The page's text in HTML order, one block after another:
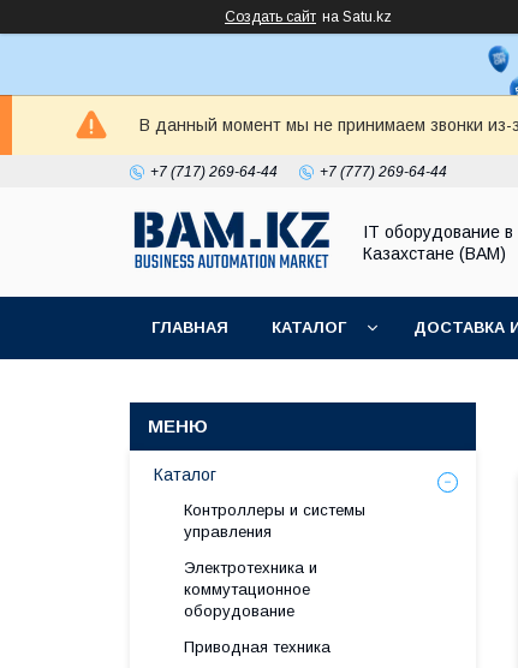
Создать сайт на Satu.kz
В данный момент мы не принимаем звонки из-
+7 (717) 269-64-44 +7 (777) 269-64-44
IT оборудование в
Казахстане (BAM)
ГЛАВНАЯ КАТАЛОГ ДОСТАВКА
Каталог
Контроллеры и системы
управления
Электротехника и
коммутационное
оборудование
Приводная техника